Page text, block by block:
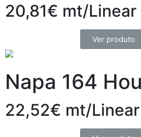
20,81€ mt/Linear
Ver produto
Napa 164
22,52€ mt/Linear